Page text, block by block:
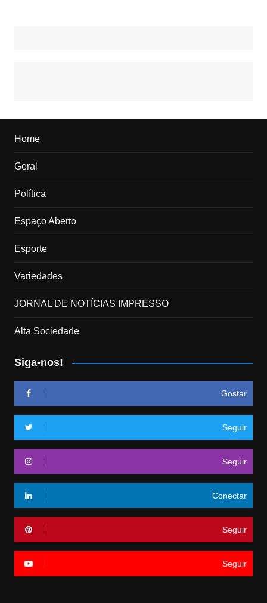
Home
Geral
Política
Espaço Aberto
Esporte
Variedades
JORNAL DE NOTÍCIAS IMPRESSO
Alta Sociedade
Siga-nos!
Gostar
Seguir
Seguir
Conectar
Seguir
Seguir